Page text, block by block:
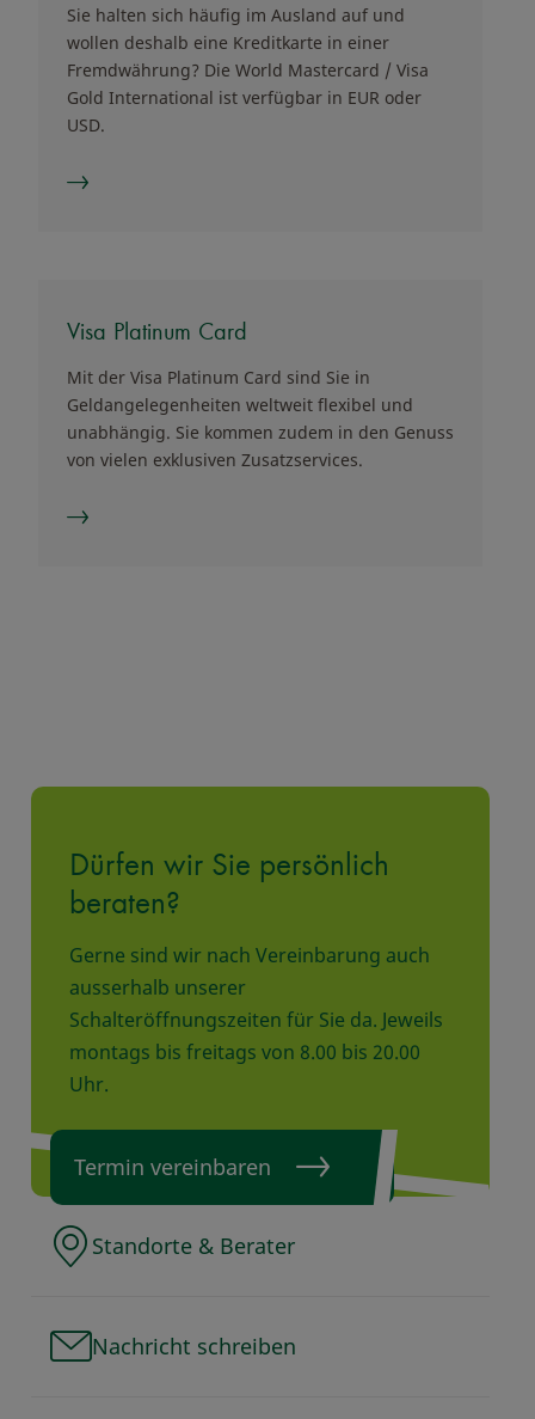
Sie halten sich häufig im Ausland auf und
wollen deshalb eine Kreditkarte in einer
Fremdwährung? Die World Mastercard / Visa
Gold International ist verfügbar in EUR oder
USD.
Visa Platinum Card
Mit der Visa Platinum Card sind Sie in
Geldangelegenheiten weltweit flexibel und
unabhängig. Sie kommen zudem in den Genuss
von vielen exklusiven Zusatzservices.
Dürfen wir Sie persönlich
beraten?
Gerne sind wir nach Vereinbarung auch
ausserhalb unserer
Schalteröffnungszeiten für Sie da. Jeweils
montags bis freitags von 8.00 bis 20.00
Uhr.
Termin vereinbaren
Standorte & Berater
Nachricht schreiben